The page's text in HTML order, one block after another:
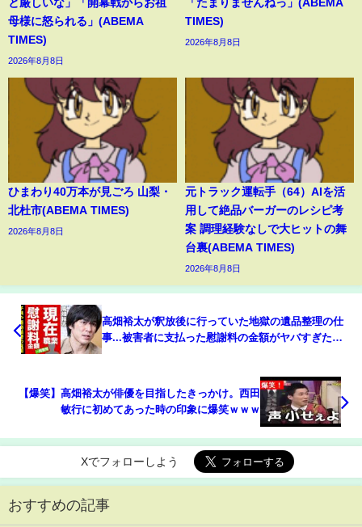
と厳しいな」「開幕戦からお祖
母様に怒られる」(ABEMA
TIMES)
2026年8月8日
「たまりませんねっ」(ABEMA
TIMES)
2026年8月8日
ひまわり40万本が見ごろ 山梨・
北杜市(ABEMA TIMES)
2026年8月8日
元トラック運転手（64）AIを活
用して絶品バーガーのレシピ考
案 調理経験なしで大ヒットの舞
台裏(ABEMA TIMES)
2026年8月8日
高畑裕太が釈放後に行っていた地獄の遺品整理の仕
事...被害者に支払った慰謝料の金額がヤバすぎた！
【爆笑】高畑裕太が俳優を目指したきっかけ。西田
敏行に初めてあった時の印象に爆笑ｗｗｗ
Xでフォローしよう
おすすめの記事